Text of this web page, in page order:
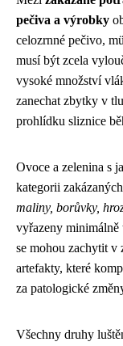
pečiva a výrobky
celozrnné pečivo,
musí být zcela
vysoké množství
zanechat zbytky v
prohlídku sliznice
Ovoce a zelenina s
kategorii
maliny, borůvky,
vyřazeny minimálně
se mohou zachytit v
artefakty, které
za patologické
Všechny druhy